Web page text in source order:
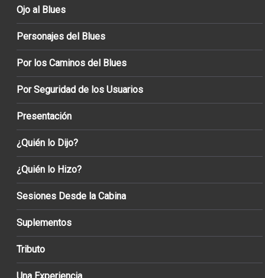
Ojo al Blues
Personajes del Blues
Por los Caminos del Blues
Por Seguridad de los Usuarios
Presentación
¿Quién lo Dijo?
¿Quién lo Hizo?
Sesiones Desde la Cabina
Suplementos
Tributo